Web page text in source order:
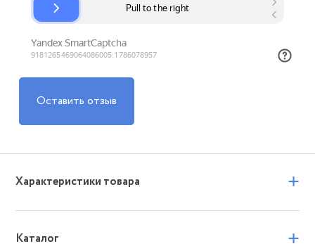
Оставить отзыв
Характеристики товара +
Каталог +